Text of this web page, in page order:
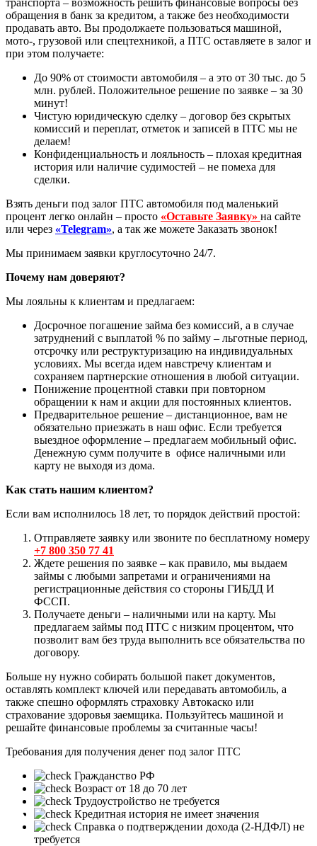
обращения в банк за кредитом, а также без необходимости
продавать авто. Вы продолжаете пользоваться машиной,
мото-, грузовой или спецтехникой, а ПТС оставляете в залог и
при этом получаете:
До 90% от стоимости автомобиля – а это от 30 тыс. до 5
млн. рублей. Положительное решение по заявке – за 30
минут!
Чистую юридическую сделку – договор без скрытых
комиссий и переплат, отметок и записей в ПТС мы не
делаем!
Конфиденциальность и лояльность – плохая кредитная
история или наличие судимостей – не помеха для
сделки.
Взять деньги под залог ПТС автомобиля под маленький
процент легко онлайн – просто «Оставьте Заявку» на сайте
или через «Telegram», а так же можете Заказать звонок!
Мы принимаем заявки круглосуточно 24/7.
Почему нам доверяют?
Мы лояльны к клиентам и предлагаем:
Досрочное погашение займа без комиссий, а в случае
затруднений с выплатой % по займу – льготные период,
отсрочку или реструктуризацию на индивидуальных
условиях. Мы всегда идем навстречу клиентам и
сохраняем партнерские отношения в любой ситуации.
Понижение процентной ставки при повторном
обращении к нам и акции для постоянных клиентов.
Предварительное решение – дистанционное, вам не
обязательно приезжать в наш офис. Если требуется
выездное оформление – предлагаем мобильный офис.
Денежную сумм получите в офисе наличными или
карту не выходя из дома.
Как стать нашим клиентом?
Если вам исполнилось 18 лет, то порядок действий простой:
Отправляете заявку или звоните по бесплатному номеру
+7 800 350 77 41
Ждете решения по заявке – как правило, мы выдаем
займы с любыми запретами и ограничениями на
регистрационные действия со стороны ГИБДД И
ФССП.
Получаете деньги – наличными или на карту. Мы
предлагаем займы под ПТС с низким процентом, что
позволит вам без труда выполнить все обязательства по
договору.
Больше ну нужно собирать большой пакет документов,
оставлять комплект ключей или передавать автомобиль, а
также спешно оформлять страховку Автокаско или
страхование здоровья заемщика. Пользуйтесь машиной и
решайте финансовые проблемы за считанные часы!
Требования для получения денег под залог ПТС
Гражданство РФ
Возраст от 18 до 70 лет
Трудоустройство не требуется
Кредитная история не имеет значения
Справка о подтверждении дохода (2-НДФЛ) не
требуется
❮